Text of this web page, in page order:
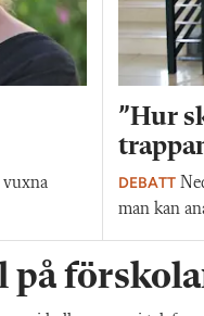
vuxna
”Hur
DEBATT
man kan
på